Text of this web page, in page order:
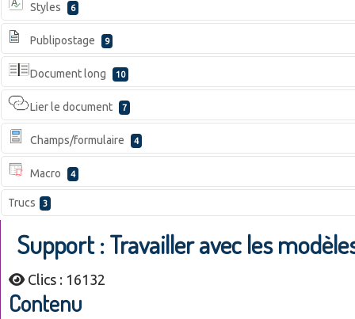
Styles 6
Publipostage 9
Document long 10
Lier le document 7
Champs/formulaire 4
Macro 4
Trucs 3
Support : Travailler avec les
Clics : 16132
Contenu